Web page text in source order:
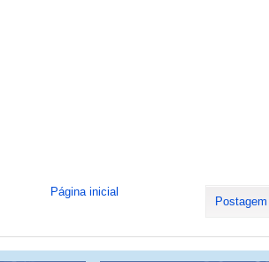
Página inicial